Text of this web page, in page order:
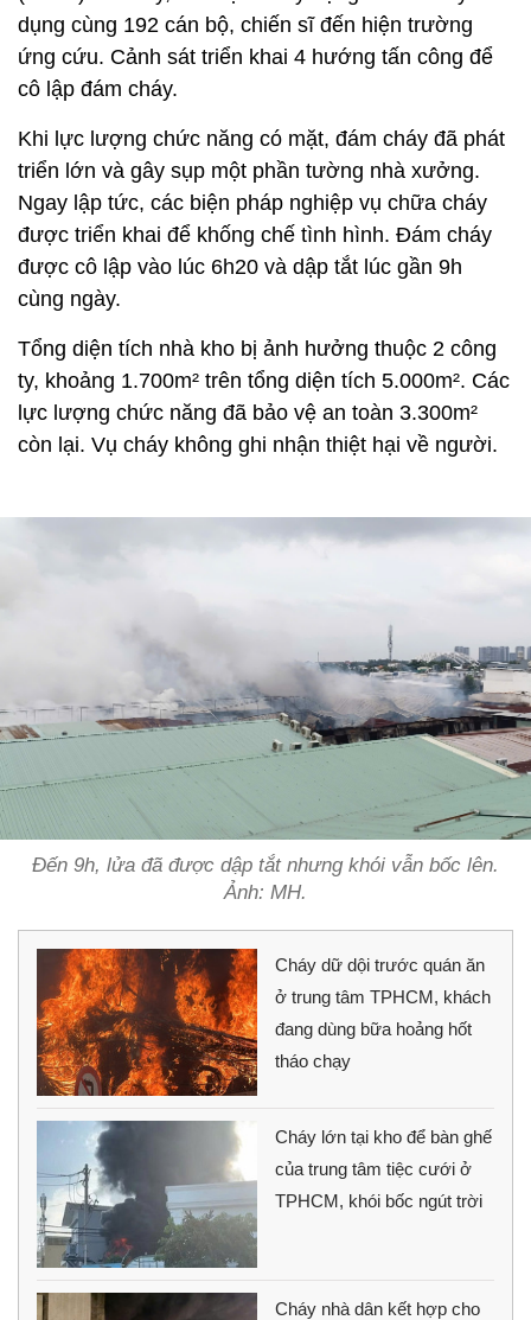
dụng cùng 192 cán bộ, chiến sĩ đến hiện trường
ứng cứu. Cảnh sát triển khai 4 hướng tấn công để
cô lập đám cháy.
Khi lực lượng chức năng có mặt, đám cháy đã phát
triển lớn và gây sụp một phần tường nhà xưởng.
Ngay lập tức, các biện pháp nghiệp vụ chữa cháy
được triển khai để khống chế tình hình. Đám cháy
được cô lập vào lúc 6h20 và dập tắt lúc gần 9h
cùng ngày.
Tổng diện tích nhà kho bị ảnh hưởng thuộc 2 công
ty, khoảng 1.700m² trên tổng diện tích 5.000m². Các
lực lượng chức năng đã bảo vệ an toàn 3.300m²
còn lại. Vụ cháy không ghi nhận thiệt hại về người.
Đến 9h, lửa đã được dập tắt nhưng khói vẫn bốc lên.
Ảnh: MH.
Cháy dữ dội trước quán ăn
ở trung tâm TPHCM, khách
đang dùng bữa hoảng hốt
tháo chạy
Cháy lớn tại kho để bàn ghế
của trung tâm tiệc cưới ở
TPHCM, khói bốc ngút trời
Cháy nhà dân kết hợp cho